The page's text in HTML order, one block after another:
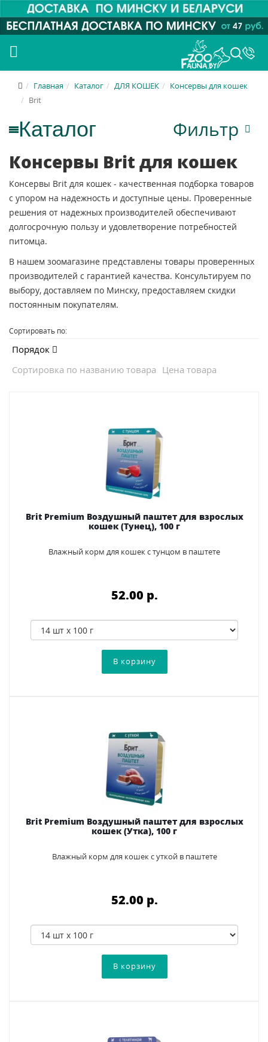
Главная Каталог ДЛЯ КОШЕК
Консервы для кошек
Brit
Фильтр
Консервы Brit для кошек
Консервы Brit для кошек - качественная подборка товаров
с упором на надежность и доступные цены. Проверенные
решения от надежных производителей обеспечивают
долгосрочную пользу и удовлетворение потребностей
питомца.
В нашем зоомагазине представлены товары проверенных
производителей с гарантией качества. Консультируем по
выбору, доставляем по Минску, предоставляем скидки
постоянным покупателям.
Сортировать по:
Порядок
Сортировка по названию товара Цена товара
Brit Premium Воздушный паштет для взрослых
кошек (Тунец), 100 г
Влажный корм для кошек с тунцом в паштете
52.00 p.
Brit Premium Воздушный паштет для взрослых
кошек (Утка), 100 г
Влажный корм для кошек с уткой в паштете
52.00 p.